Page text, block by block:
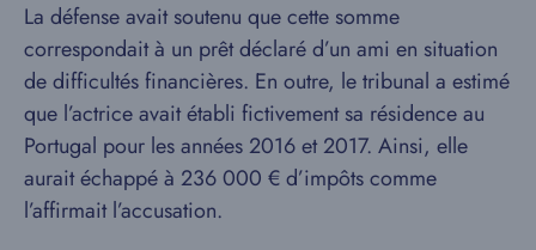
La défense avait soutenu que cette somme
correspondait à un prêt déclaré d’un ami en situation
de difficultés financières. En outre, le tribunal a estimé
que l’actrice avait établi fictivement sa résidence au
Portugal pour les années 2016 et 2017. Ainsi, elle
aurait échappé à 236 000 € d’impôts comme
l’affirmait l’accusation.